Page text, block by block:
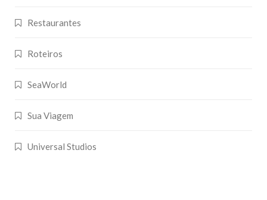
Restaurantes
Roteiros
SeaWorld
Sua Viagem
Universal Studios